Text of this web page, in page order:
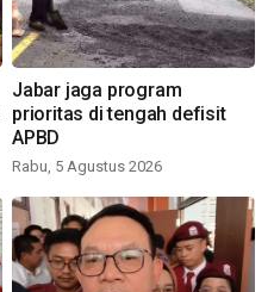
Jabar jaga program
prioritas di tengah defisit
APBD
Rabu, 5 Agustus 2026